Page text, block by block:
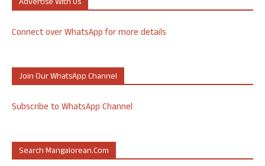
Connect over WhatsApp for more details
Join Our WhatsApp Channel
Subscribe to WhatsApp Channel
Search Mangalorean.com